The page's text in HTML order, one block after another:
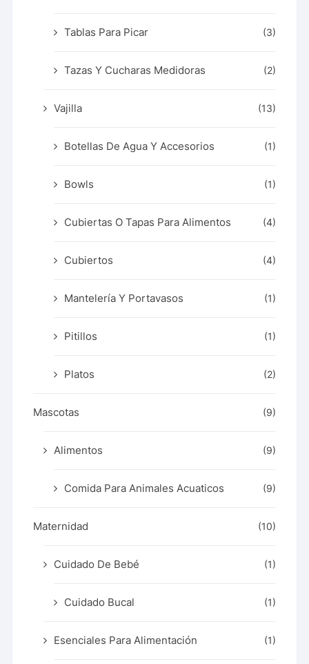
Tablas Para Picar (3)
Tazas Y Cucharas Medidoras (2)
Vajilla (13)
Botellas De Agua Y Accesorios (1)
Bowls (1)
Cubiertas O Tapas Para Alimentos (4)
Cubiertos (4)
Mantelería Y Portavasos (1)
Pitillos (1)
Platos (2)
Mascotas (9)
Alimentos (9)
Comida Para Animales Acuaticos (9)
Maternidad (10)
Cuidado De Bebé (1)
Cuidado Bucal (1)
Esenciales Para Alimentación (1)